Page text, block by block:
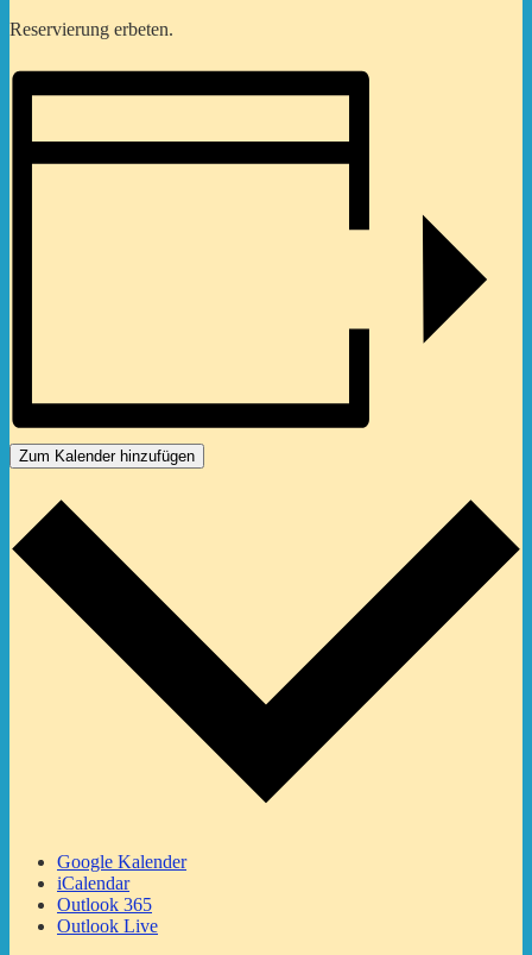
Reservierung erbeten.
Zum Kalender hinzufügen
Google Kalender
iCalendar
Outlook 365
Outlook Live